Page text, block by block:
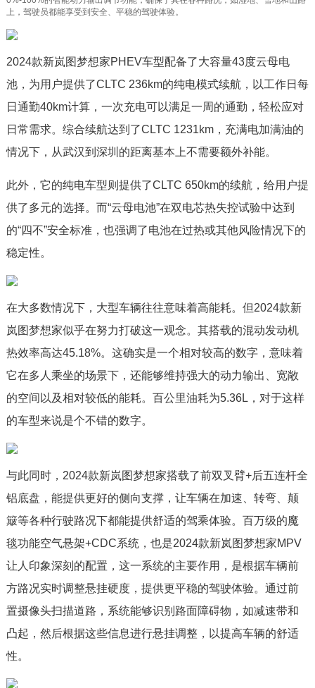
上，驾驶员都能享受到安全、平稳的驾驶体验。
2024款新岚图梦想家PHEV车型配备了大容量43度云母电
池，为用户提供了CLTC 236km的纯电模式续航，以工作日每
日通勤40km计算，一次充电可以满足一周的通勤，轻松应对
日常需求。综合续航达到了CLTC 1231km，充满电加满油的
情况下，从武汉到深圳的距离基本上不需要额外补能。
此外，它的纯电车型则提供了CLTC 650km的续航，给用户提
供了多元的选择。而“云母电池”在双电芯热失控试验中达到
的“四不”安全标准，也强调了电池在过热或其他风险情况下的
稳定性。
在大多数情况下，大型车辆往往意味着高能耗。但2024款新
岚图梦想家似乎在努力打破这一观念。其搭载的混动发动机
热效率高达45.18%。这确实是一个相对较高的数字，意味着
它在多人乘坐的场景下，还能够维持强大的动力输出、宽敞
的空间以及相对较低的能耗。百公里油耗为5.36L，对于这样
的车型来说是个不错的数字。
与此同时，2024款新岚图梦想家搭载了前双叉臂+后五连杆全
铝底盘，能提供更好的侧向支撑，让车辆在加速、转弯、颠
簸等各种行驶路况下都能提供舒适的驾乘体验。百万级的魔
毯功能空气悬架+CDC系统，也是2024款新岚图梦想家MPV
让人印象深刻的配置，这一系统的主要作用，是根据车辆前
方路况实时调整悬挂硬度，提供更平稳的驾驶体验。通过前
置摄像头扫描道路，系统能够识别路面障碍物，如减速带和
凸起，然后根据这些信息进行悬挂调整，以提高车辆的舒适
性。